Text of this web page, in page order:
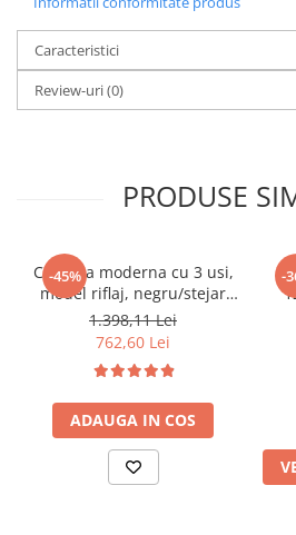
Caracteristici
Review-uri(0)
PRODUSE
-45%
Comoda moderna cu 3 usi,
model riflaj, negru/stejar
artisan, 120x88x44 cm,
Bortis impex
1.398,11 Lei
762,60 Lei
ADAUGA IN COS
-